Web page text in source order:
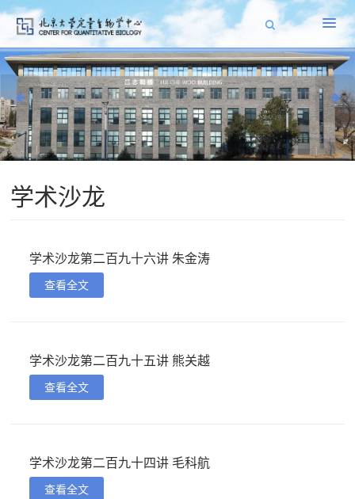
学术沙龙
学术沙龙第二百九十六讲 朱金涛
查看全文
学术沙龙第二百九十五讲 熊关越
查看全文
学术沙龙第二百九十四讲 毛科航
查看全文